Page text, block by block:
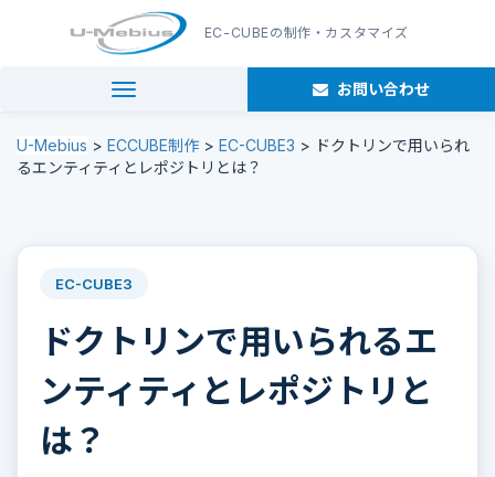
EC-CUBEの制作・カスタマイズ
navigation お問い合わせ
U-Mebius > ECCUBE制作 > EC-CUBE3 > ドクトリンで用いられ
るエンティティとレポジトリとは？
EC-CUBE3
ドクトリンで用いられるエ
ンティティとレポジトリと
は？